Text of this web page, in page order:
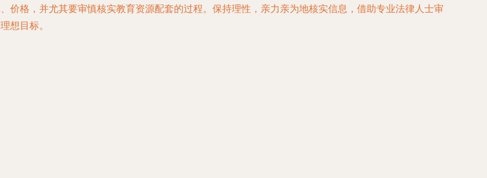
价格，并尤其要审慎核实教育资源配套的过程。保持理性，亲力亲为地核实信息，借助专业法律人士审
想目标。